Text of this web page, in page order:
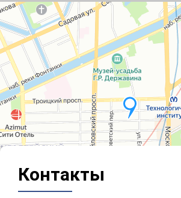
Контакты